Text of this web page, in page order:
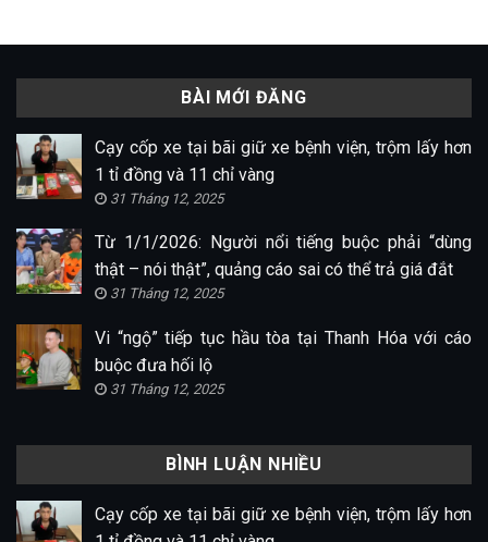
BÀI MỚI ĐĂNG
Cạy cốp xe tại bãi giữ xe bệnh viện, trộm lấy hơn
1 tỉ đồng và 11 chỉ vàng
31 Tháng 12, 2025
Từ 1/1/2026: Người nổi tiếng buộc phải “dùng
thật – nói thật”, quảng cáo sai có thể trả giá đắt
31 Tháng 12, 2025
Vi “ngộ” tiếp tục hầu tòa tại Thanh Hóa với cáo
buộc đưa hối lộ
31 Tháng 12, 2025
BÌNH LUẬN NHIỀU
Cạy cốp xe tại bãi giữ xe bệnh viện, trộm lấy hơn